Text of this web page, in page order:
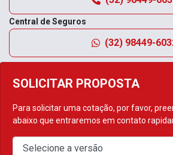
SOLICITAR PROPOSTA
Para solicitar uma cotação, por favor,
abaixo que entraremos em contato
Central de Seguros
(32) 98449-